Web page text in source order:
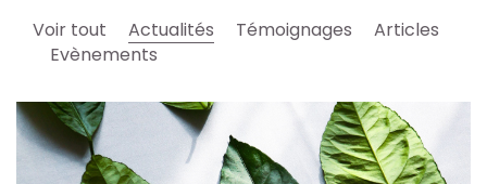
Voir tout Actualités Témoignages
Articles
Evènements